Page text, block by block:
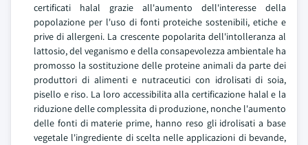
certificati halal grazie all'aumento dell'interesse della
popolazione per l'uso di fonti proteiche sostenibili, etiche e
prive di allergeni. La crescente popolarita dell'intolleranza al
lattosio, del veganismo e della consapevolezza ambientale ha
promosso la sostituzione delle proteine animali da parte dei
produttori di alimenti e nutraceutici con idrolisati di soia,
pisello e riso. La loro accessibilita alla certificazione halal e la
riduzione delle complessita di produzione, nonche l'aumento
delle fonti di materie prime, hanno reso gli idrolisati a base
vegetale l'ingrediente di scelta nelle applicazioni di bevande,